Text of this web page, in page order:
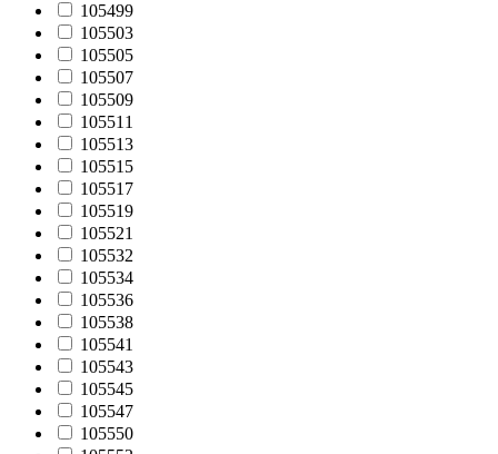
105499
105503
105505
105507
105509
105511
105513
105515
105517
105519
105521
105532
105534
105536
105538
105541
105543
105545
105547
105550